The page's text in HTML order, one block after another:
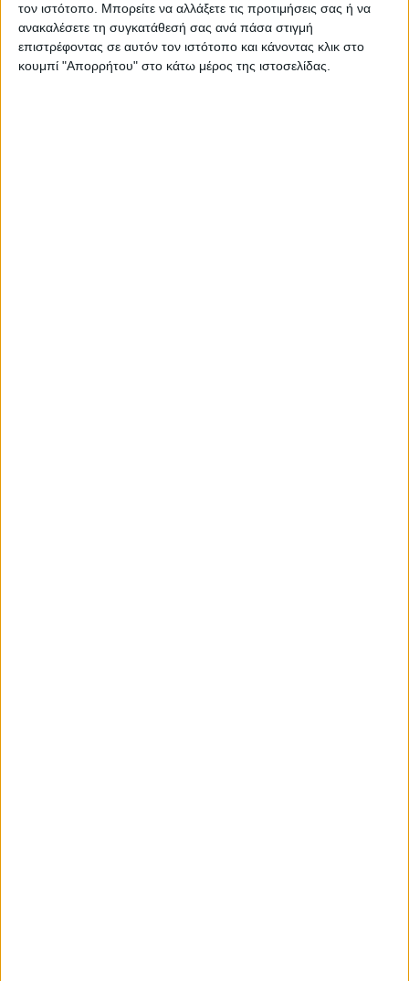
τον ιστότοπο. Μπορείτε να αλλάξετε τις προτιμήσεις σας ή να
ανακαλέσετε τη συγκατάθεσή σας ανά πάσα στιγμή
επιστρέφοντας σε αυτόν τον ιστότοπο και κάνοντας κλικ στο
κουμπί "Απορρήτου" στο κάτω μέρος της ιστοσελίδας.
κάποιο κόμπο του καλαμιού αναγκαζόταν
να περιστραφεί και μαζί της περιστρεφόταν
και το ξύλινο ομοίωμα. Καθώς μάλιστα είχε